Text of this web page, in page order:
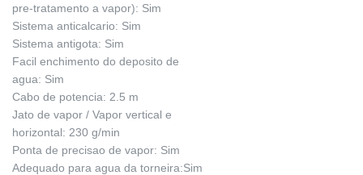
pre-tratamento a vapor): Sim
Sistema anticalcario: Sim
Sistema antigota: Sim
Facil enchimento do deposito de
agua: Sim
Cabo de potencia: 2.5 m
Jato de vapor / Vapor vertical e
horizontal: 230 g/min
Ponta de precisao de vapor: Sim
Adequado para agua da torneira:Sim